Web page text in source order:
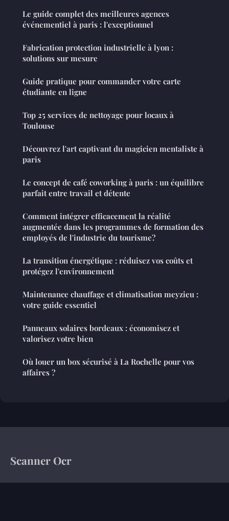
Le guide complet des meilleures agences
événementiel à paris : l'exceptionnel
Fabrication protection industrielle à lyon :
solutions sur mesure
Guide pratique pour commander votre carte
étudiante en ligne
Top 25 services de nettoyage pour locaux à
Toulouse
Découvrez l'art captivant du magicien mentaliste à
paris
Le concept de café coworking à paris : un équilibre
parfait entre travail et détente
Comment intégrer efficacement la réalité
augmentée dans les programmes de formation des
employés de l'industrie du tourisme?
La transition énergétique : réduisez vos coûts et
protégez l'environnement
Maintenance chauffage et climatisation meyzieu :
votre guide essentiel
Panneaux solaires bordeaux : économisez et
valorisez votre bien
Où louer un box sécurisé à La Rochelle pour vos
affaires ?
Scanner Ocr